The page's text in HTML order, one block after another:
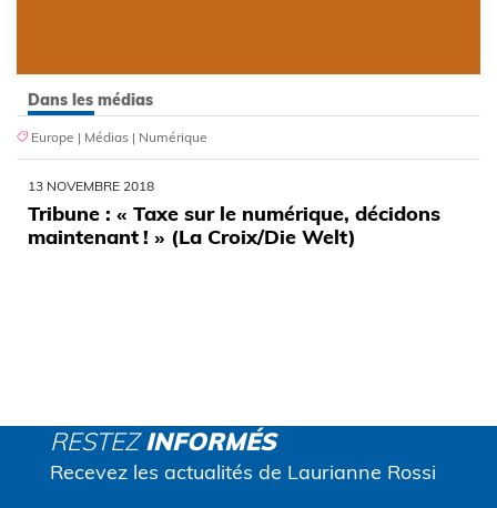
Dans les médias
Europe | Médias | Numérique
13 NOVEMBRE 2018
Tribune : « Taxe sur le numérique, décidons
maintenant ! » (La Croix/Die Welt)
RESTEZINFORMÉS
Recevez les actualités de Laurianne Rossi